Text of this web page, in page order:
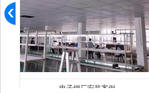
长运制衣厂